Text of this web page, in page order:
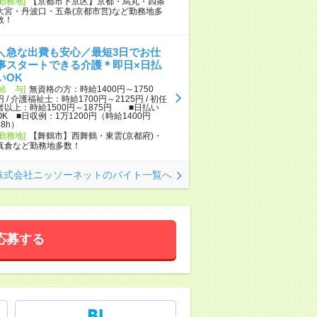
宮・丹波口・五条(京都市営)など勤務地多
！
急な出費も安心／最短3日でお仕
スタートできる介護＊即日×日払
OK
与] 無資格の方：時給1400円～1750
/ 介護福祉士：時給1700円～2125円 / 初任
以上：時給1500円～1875円 ■日払い
■日収例：1万1200円（時給1400円
）
務地]
【舞鶴市】西舞鶴・東雲(京都府)・
倉など勤務地多数！
式会社ニッソーネットのバイト一覧へ
募する